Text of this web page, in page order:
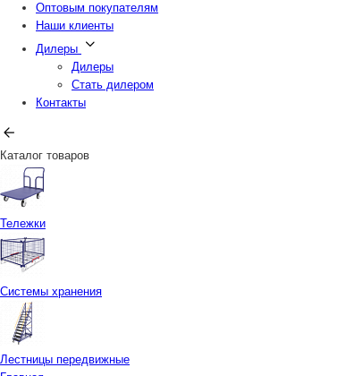
Оптовым покупателям
Наши клиенты
Дилеры
Дилеры
Стать дилером
Контакты
Каталог товаров
Тележки
Системы хранения
Лестницы передвижные